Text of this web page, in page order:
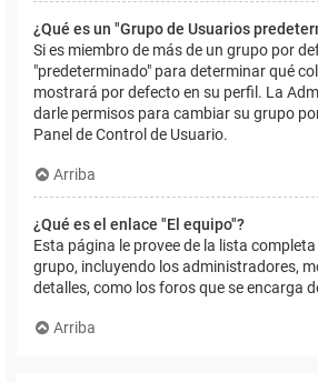
¿Qué es un "Grupo de Usuarios
Si es miembro de más de un grupo por
"predeterminado" para determinar qué
mostrará por defecto en su perfil. La
darle permisos para cambiar su grupo
Panel de Control de Usuario.
Arriba
¿Qué es el enlace "El equipo"?
Esta página le provee de la lista
grupo, incluyendo los administradores,
detalles, como los foros que se encarga
Arriba